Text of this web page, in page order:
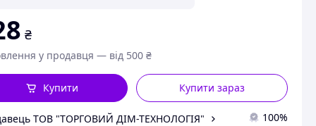
₴
у продавця — від 500 ₴
Купити зараз
Купити
ТОВ "ТОРГОВИЙ ДІМ-ТЕХНОЛОГІЯ" 100%